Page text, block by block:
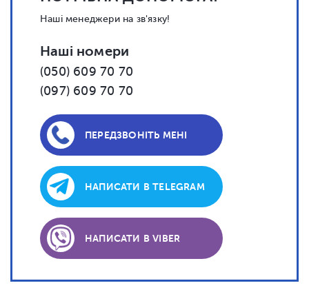
Наші менеджери на зв'язку!
Наші номери
(050) 609 70 70
(097) 609 70 70
ПЕРЕДЗВОНІТЬ МЕНІ
НАПИСАТИ В TELEGRAM
НАПИСАТИ В VIBER